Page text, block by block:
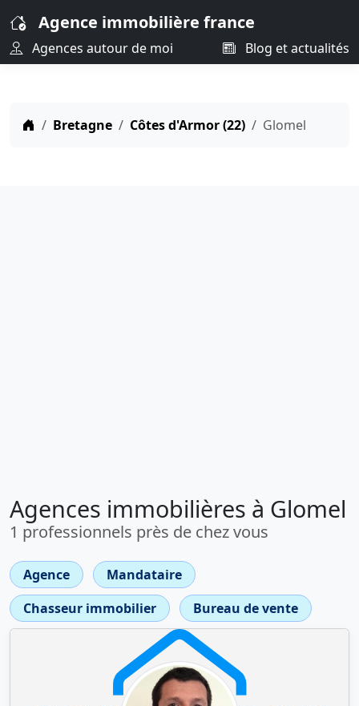
Agence immobilière france
Agences autour de moi Blog et actualités
Bretagne Côtes d'Armor (22) Glomel
Agences immobilières à Glomel
1 professionnels près de chez vous
Agence
Mandataire
Chasseur immobilier
Bureau de vente